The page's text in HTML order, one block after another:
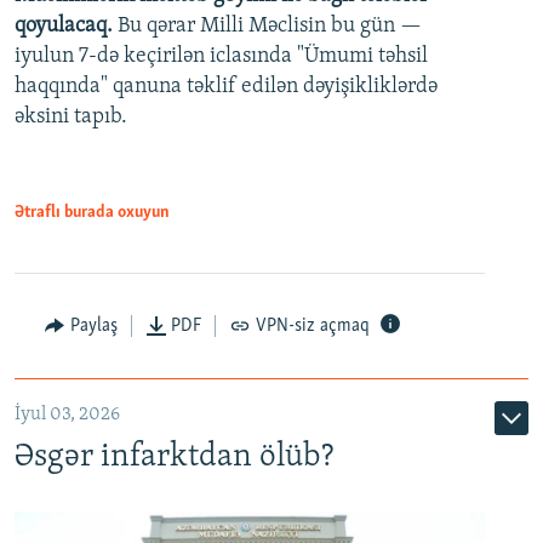
Auto 240p 360p 480p
720p 1080p
480p
720p
qoyulacaq. Bu qərar Milli Məclisin bu gün —
iyulun 7-də keçirilən iclasında "Ümumi təhsil
haqqında" qanuna təklif edilən dəyişikliklərdə
əksini tapıb.
Ətraflı burada oxuyun
Paylaş PDF VPN-siz açmaq
İyul 03, 2026
Əsgər infarktdan ölüb?